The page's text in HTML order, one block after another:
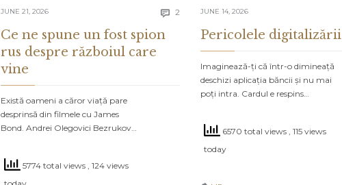
JUNE 21, 2026  2 Comments
Ce ne spune un fost spion
rus despre războiul care
vine
Există oameni a căror viață pare
desprinsă din filmele cu James
Bond. Andrei Olegovici Bezrukov…
5774 total views , 124 views
JUNE 14, 2026
Pericolele digitalizării
Imaginează-ți că într-o dimineață
deschizi aplicația băncii și nu mai
poți intra. Cardul e respins…
6570 total views , 115 views
today